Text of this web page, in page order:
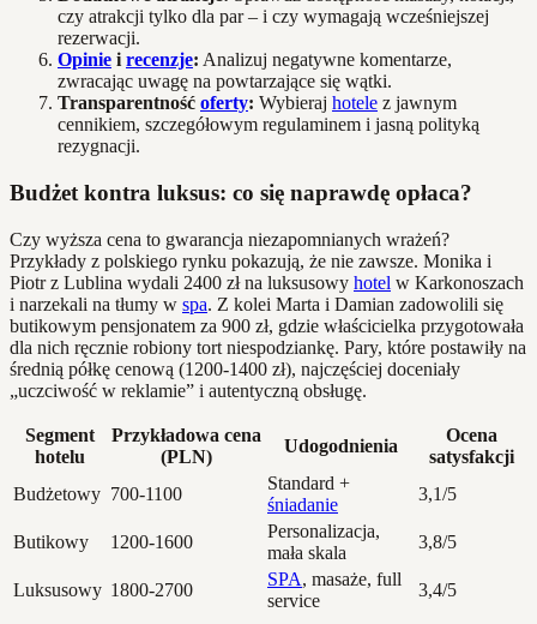
czy atrakcji tylko dla par – i czy wymagają wcześniejszej
rezerwacji.
Opinie i recenzje: Analizuj negatywne komentarze,
zwracając uwagę na powtarzające się wątki.
Transparentność oferty: Wybieraj hotele z jawnym
cennikiem, szczegółowym regulaminem i jasną polityką
rezygnacji.
Budżet kontra luksus: co się naprawdę opłaca?
Czy wyższa cena to gwarancja niezapomnianych wrażeń?
Przykłady z polskiego rynku pokazują, że nie zawsze. Monika i
Piotr z Lublina wydali 2400 zł na luksusowy hotel w Karkonoszach
i narzekali na tłumy w spa. Z kolei Marta i Damian zadowolili się
butikowym pensjonatem za 900 zł, gdzie właścicielka przygotowała
dla nich ręcznie robiony tort niespodziankę. Pary, które postawiły na
średnią półkę cenową (1200-1400 zł), najczęściej doceniały
„uczciwość w reklamie” i autentyczną obsługę.
Segment
hotelu
Przykładowa cena
(PLN)
Udogodnienia
Ocena
satysfakcji
Budżetowy 700-1100
Standard +
śniadanie
3,1/5
Butikowy 1200-1600
Personalizacja,
mała skala
3,8/5
Luksusowy 1800-2700
SPA, masaże, full
service
3,4/5